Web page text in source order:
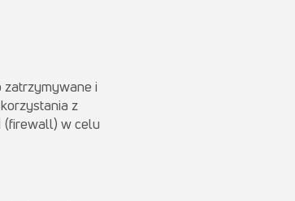
zatrzymywane i
z
(firewall) w celu